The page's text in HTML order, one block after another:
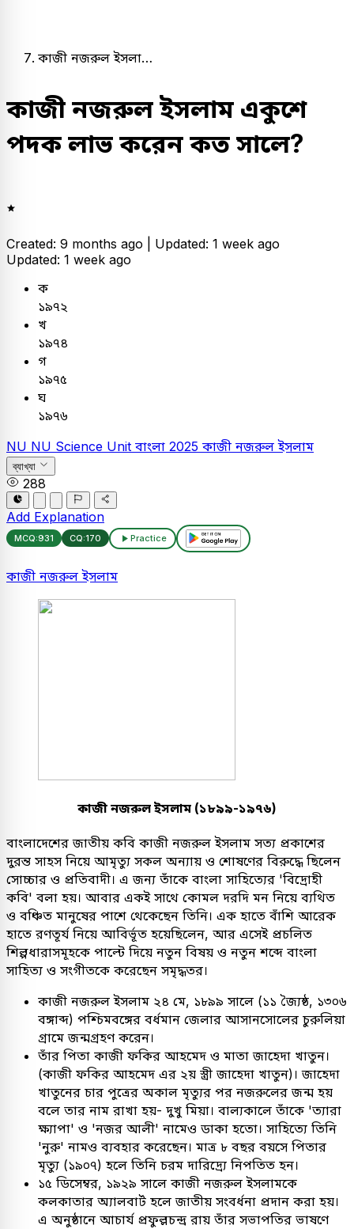
কাজী নজরুল ইসলা…
কাজী নজরুল ইসলাম একুশে
পদক লাভ করেন কত সালে?
Created: 9 months ago | Updated: 1 week ago
Updated: 1 week ago
ক
১৯৭২
খ
১৯৭৪
গ
১৯৭৫
ঘ
১৯৭৬
NU NU Science Unit বাংলা 2025 কাজী নজরুল ইসলাম
ব্যাখ্যা
288
Add Explanation
MCQ:931 CQ:170 Practice
কাজী নজরুল ইসলাম
কাজী নজরুল ইসলাম (১৮৯৯-১৯৭৬)
বাংলাদেশের জাতীয় কবি কাজী নজরুল ইসলাম সত্য প্রকাশের
দুরন্ত সাহস নিয়ে আমৃত্যু সকল অন্যায় ও শোষণের বিরুদ্ধে ছিলেন
সোচ্চার ও প্রতিবাদী। এ জন্য তাঁকে বাংলা সাহিত্যের 'বিদ্রোহী
কবি' বলা হয়। আবার একই সাথে কোমল দরদি মন নিয়ে ব্যথিত
ও বঞ্চিত মানুষের পাশে থেকেছেন তিনি। এক হাতে বাঁশি আরেক
হাতে রণতূর্য নিয়ে আবির্ভূত হয়েছিলেন, আর এসেই প্রচলিত
শিল্পধারাসমূহকে পাল্টে দিয়ে নতুন বিষয় ও নতুন শব্দে বাংলা
সাহিত্য ও সংগীতকে করেছেন সমৃদ্ধতর।
কাজী নজরুল ইসলাম ২৪ মে, ১৮৯৯ সালে (১১ জ্যৈষ্ঠ, ১৩০৬
বঙ্গাব্দ) পশ্চিমবঙ্গের বর্ধমান জেলার আসানসোলের চুরুলিয়া
গ্রামে জন্মগ্রহণ করেন।
তাঁর পিতা কাজী ফকির আহমেদ ও মাতা জাহেদা খাতুন।
(কাজী ফকির আহমেদ এর ২য় স্ত্রী জাহেদা খাতুন)। জাহেদা
খাতুনের চার পুত্রের অকাল মৃত্যুর পর নজরুলের জন্ম হয়
বলে তার নাম রাখা হয়- দুখু মিয়া। বাল্যকালে তাঁকে 'ত্যারা
ক্ষ্যাপা' ও 'নজর আলী' নামেও ডাকা হতো। সাহিত্যে তিনি
'নুরু' নামও ব্যবহার করেছেন। মাত্র ৮ বছর বয়সে পিতার
মৃত্যু (১৯০৭) হলে তিনি চরম দারিদ্র্যে নিপতিত হন।
১৫ ডিসেম্বর, ১৯২৯ সালে কাজী নজরুল ইসলামকে
কলকাতার অ্যালবার্ট হলে জাতীয় সংবর্ধনা প্রদান করা হয়।
এ অনুষ্ঠানে আচার্য প্রফুল্লচন্দ্র রায় তাঁর সভাপতির ভাষণে